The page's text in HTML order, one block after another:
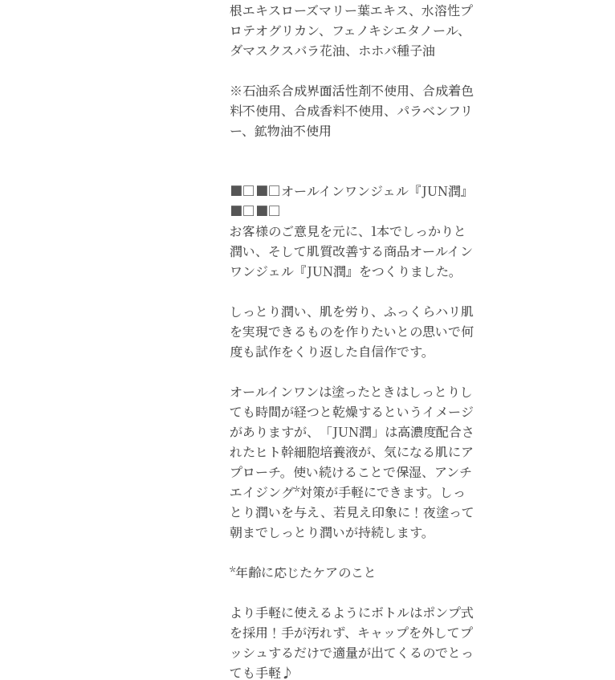
根エキスローズマリー葉エキス、水溶性プ
ロテオグリカン、フェノキシエタノール、
ダマスクスバラ花油、ホホバ種子油
※石油系合成界面活性剤不使用、合成着色
料不使用、合成香料不使用、パラベンフリ
ー、鉱物油不使用
■□■□オールインワンジェル『JUN潤』
■□■□
お客様のご意見を元に、1本でしっかりと
潤い、そして肌質改善する商品オールイン
ワンジェル『JUN潤』をつくりました。
しっとり潤い、肌を労り、ふっくらハリ肌
を実現できるものを作りたいとの思いで何
度も試作をくり返した自信作です。
オールインワンは塗ったときはしっとりし
ても時間が経つと乾燥するというイメージ
がありますが、「JUN潤」は高濃度配合さ
れたヒト幹細胞培養液が、気になる肌にア
プローチ。使い続けることで保湿、アンチ
エイジング*対策が手軽にできます。しっ
とり潤いを与え、若見え印象に！夜塗って
朝までしっとり潤いが持続します。
*年齢に応じたケアのこと
より手軽に使えるようにボトルはポンプ式
を採用！手が汚れず、 キャップを外してプ
ッシュするだけで適量が出てくるのでとっ
ても手軽♪